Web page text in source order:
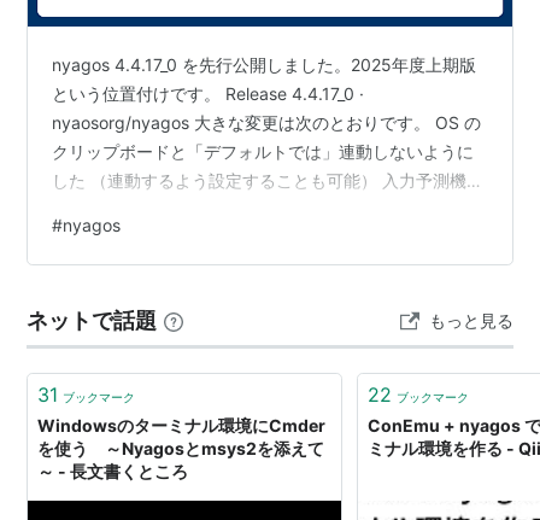
nyagos 4.4.17_0 を先行公開しました。2025年度上期版
という位置付けです。 Release 4.4.17_0 ·
nyaosorg/nyagos 大きな変更は次のとおりです。 OS の
クリップボードと「デフォルトでは」連動しないように
した （連動するよう設定することも可能） 入力予測機能
ョンはプレリリース扱いとなっています。一か月ほど様
子を見て、特に問題がなければプレリリースフラグを解
ようになります（現在は猶予期間につき、scoop install
nyagos では、ま…
#nyagos
ネットで話題 もっと見る
31 ブックマーク
Windowsのターミナル環境にCmder
を使う ～Nyagosとmsys2を添えて
～ - 長文書くところ
22 ブックマーク
ConEmu + nyagos
ミナル環境を作る -